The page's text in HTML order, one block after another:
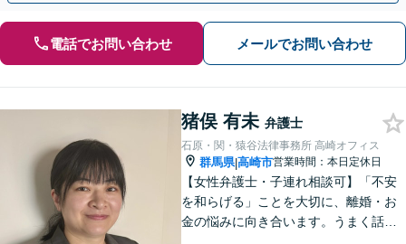
電話でお問い合わせ メールでお問い合わせ
猪俣 有未 弁護士
石原・関・猿谷法律事務所 高崎オフィス
群馬県|高崎市営業時間：本日定休日
【女性弁護士・子連れ相談可】「不安
を和らげる」ことを大切に、離婚・お
金の悩みに向き合います。うまく話せ